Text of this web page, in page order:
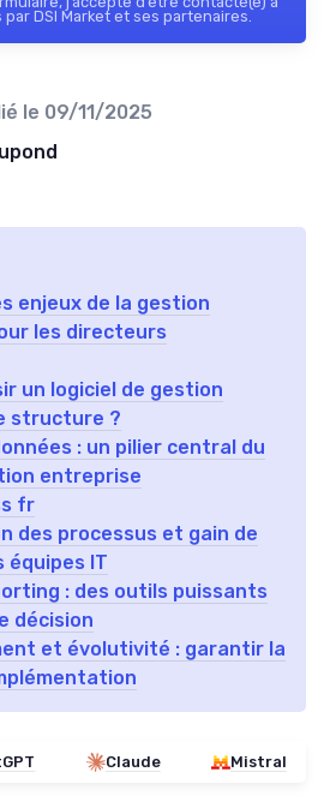
DSI Market et ses partenaires.
le 09/11/2025
enjeux de la gestion
les directeurs
un logiciel de gestion
structure ?
: un pilier central du
entreprise
fr
des processus et gain de
équipes IT
: des outils puissants
décision
et évolutivité : garantir la
Claude Mistral